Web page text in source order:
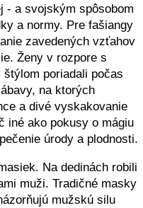
- a svojským spôsobom
a normy. Pre fašiangy
zavedených vzťahov
Ženy v rozpore s
poriadali počas
na ktorých
a divé vyskakovanie
iné ako pokusy o mágiu
úrody a plodnosti.
Na dedinách robili
muži. Tradičné masky
mužskú silu